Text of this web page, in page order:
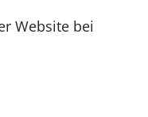
Website bei